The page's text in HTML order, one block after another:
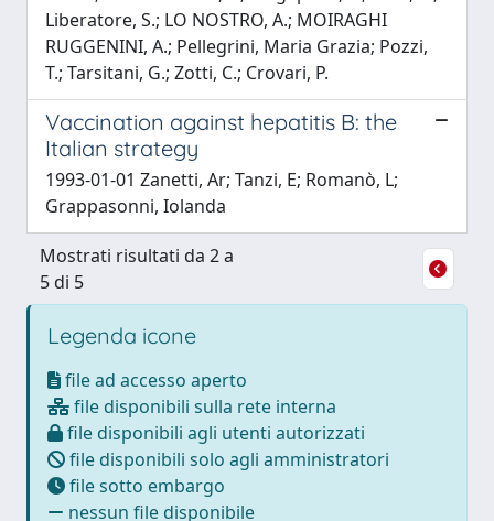
Liberatore, S.; LO NOSTRO, A.; MOIRAGHI
RUGGENINI, A.; Pellegrini, Maria Grazia; Pozzi,
T.; Tarsitani, G.; Zotti, C.; Crovari, P.
Vaccination against hepatitis B: the
Italian strategy
1993-01-01 Zanetti, Ar; Tanzi, E; Romanò, L;
Grappasonni, Iolanda
Mostrati risultati da 2 a
5 di 5
Legenda icone
file ad accesso aperto
file disponibili sulla rete interna
file disponibili agli utenti autorizzati
file disponibili solo agli amministratori
file sotto embargo
nessun file disponibile